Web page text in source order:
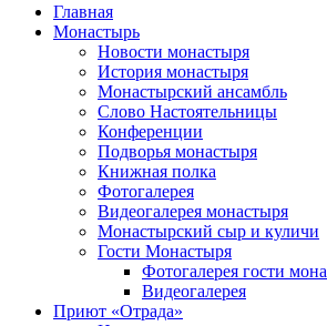
Главная
Монастырь
Новости монастыря
История монастыря
Монастырский ансамбль
Слово Настоятельницы
Конференции
Подворья монастыря
Книжная полка
Фотогалерея
Видеогалерея монастыря
Монастырский сыр и куличи
Гости Монастыря
Фотогaлерея гости
Видеогалерея
Приют «Отрада»